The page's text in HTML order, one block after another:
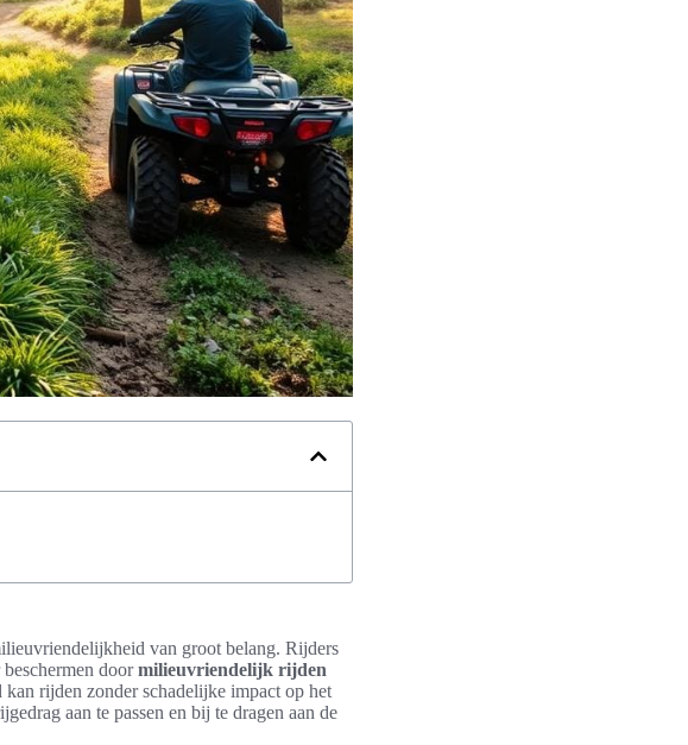
van groot belang. Rijders
doormilieuvriendelijk rijden
rijden zonder schadelijke impact op het
aan te passen en bij te dragen aan de